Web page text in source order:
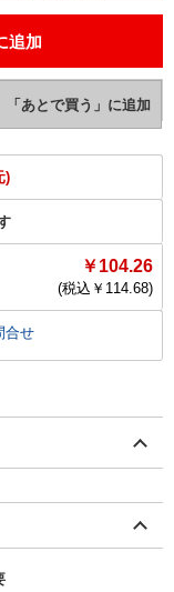
)
￥104.26
(税込￥ 114.68)
合せ